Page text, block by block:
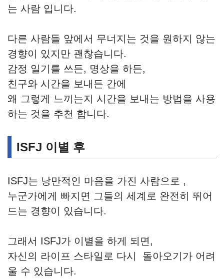
는 사람 입니다.
다른 사람들 앞에서 무너지는 것을 원하지 않는
경향이 있지만 괜찮습니다.
감정 일기를 쓰든, 명상을 하든,
친구와 시간을 보내든 간에
왜 그렇게 느끼는지 시간을 보내는 방법을 사용
하는 것을 추천 합니다.
ISFJ 이별 후
ISFJ는 낭만적인 마음을 가진 사람으로 ,
누군가에게 빠지면 그들의 세계로 완전히 뛰어
드는 경향이 있습니다.
그래서 ISFJ가 이별을 하게 되면,
자신의 라이프 스타일로 다시 돌아오기가 어려
울 수 있습니다.